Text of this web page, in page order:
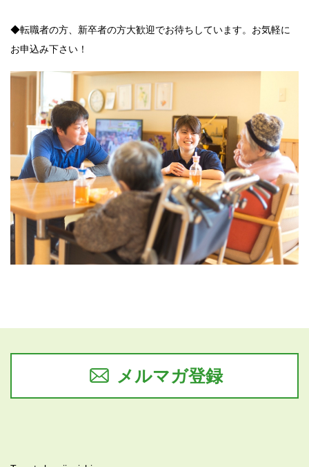
◆転職者の方、新卒者の方大歓迎でお待ちしています。お気軽に
お申込み下さい！
メルマガ登録